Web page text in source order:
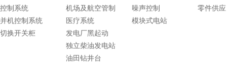
控制系统
并机控制系统
切换开关柜
机场及航空管制
医疗系统
发电厂黑起动
独立柴油发电站
油田钻井台
噪声控制
模块式电站
零件供应